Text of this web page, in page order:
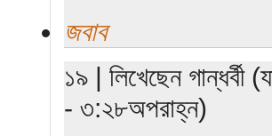
জবাব
১৯ | লিখেছেন গান্ধর্বী
- ৩:২৮অপরাহ্ন)